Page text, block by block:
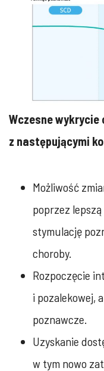
Wczesne
z następującymi
Możliwość
poprzez
stymulację
choroby.
Rozpoczęcie
i pozalekowej,
poznawcze.
Uzyskanie
w tym nowo